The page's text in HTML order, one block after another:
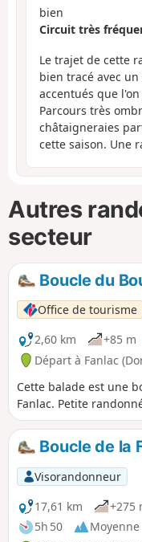
bien
Circuit très
Le trajet de cette
bien tracé avec
accentués que
Parcours très
châtaigneraies
cette saison. Une
Autres
secteur
Boucle du
Office de tourisme
2,60 km
+85 m
Départ à Fanlac
Cette balade est une
Fanlac. Petite
Boucle de la
Visorandonneur
17,61 km
+275
5h 50
Moyenne